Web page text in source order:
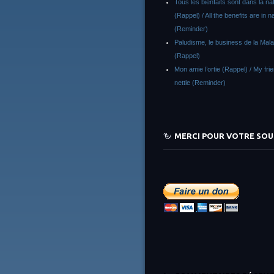
Tous les bienfaits sont dans la
(Rappel) / All the benefits are in
(Reminder)
Paludisme, le business de la
(Rappel)
Mon amie l’ortie (Rappel) / My
nettle (Reminder)
MERCI POUR VOTRE